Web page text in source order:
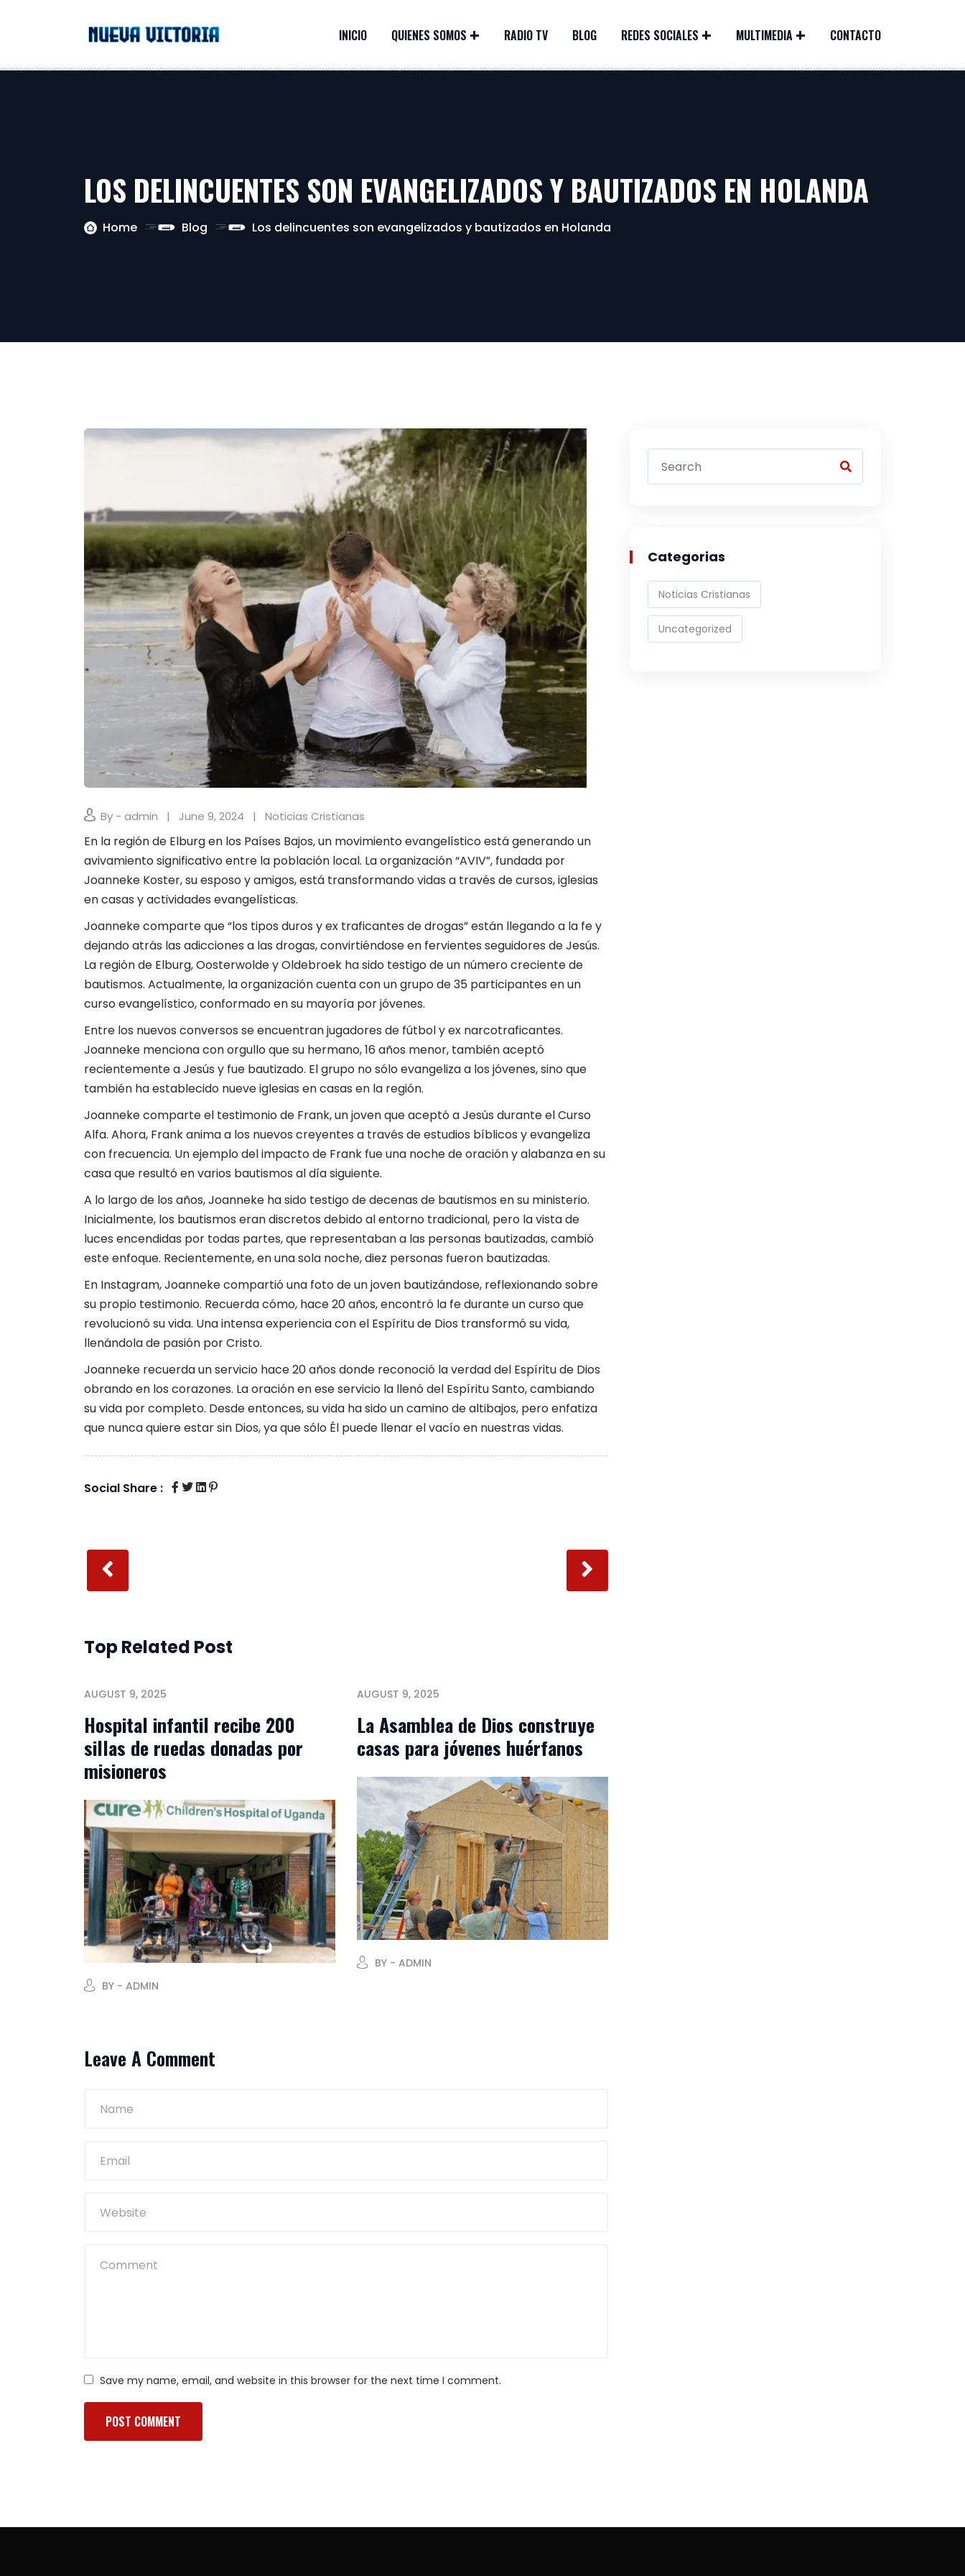
INICIO QUIENES SOMOS RADIO TV BLOG REDES SOCIALES MULTIMEDIA CONTACTO
LOS DELINCUENTES SON EVANGELIZADOS Y BAUTIZADOS EN HOLANDA
Home Blog Los delincuentes son evangelizados y bautizados en Holanda
By - admin June 9, 2024 Noticias Cristianas
En la región de Elburg en los Países Bajos, un movimiento evangelístico está generando un
avivamiento significativo entre la población local. La organización “AVIV”, fundada por
Joanneke Koster, su esposo y amigos, está transformando vidas a través de cursos, iglesias
en casas y actividades evangelísticas.
Joanneke comparte que “los tipos duros y ex traficantes de drogas” están llegando a la fe y
dejando atrás las adicciones a las drogas, convirtiéndose en fervientes seguidores de Jesús.
La región de Elburg, Oosterwolde y Oldebroek ha sido testigo de un número creciente de
bautismos. Actualmente, la organización cuenta con un grupo de 35 participantes en un
curso evangelístico, conformado en su mayoría por jóvenes.
Entre los nuevos conversos se encuentran jugadores de fútbol y ex narcotraficantes.
Joanneke menciona con orgullo que su hermano, 16 años menor, también aceptó
recientemente a Jesús y fue bautizado. El grupo no sólo evangeliza a los jóvenes, sino que
también ha establecido nueve iglesias en casas en la región.
Joanneke comparte el testimonio de Frank, un joven que aceptó a Jesús durante el Curso
Alfa. Ahora, Frank anima a los nuevos creyentes a través de estudios bíblicos y evangeliza
con frecuencia. Un ejemplo del impacto de Frank fue una noche de oración y alabanza en su
casa que resultó en varios bautismos al día siguiente.
A lo largo de los años, Joanneke ha sido testigo de decenas de bautismos en su ministerio.
Inicialmente, los bautismos eran discretos debido al entorno tradicional, pero la vista de
luces encendidas por todas partes, que representaban a las personas bautizadas, cambió
este enfoque. Recientemente, en una sola noche, diez personas fueron bautizadas.
En Instagram, Joanneke compartió una foto de un joven bautizándose, reflexionando sobre
su propio testimonio. Recuerda cómo, hace 20 años, encontró la fe durante un curso que
revolucionó su vida. Una intensa experiencia con el Espíritu de Dios transformó su vida,
llenándola de pasión por Cristo.
Joanneke recuerda un servicio hace 20 años donde reconoció la verdad del Espíritu de Dios
obrando en los corazones. La oración en ese servicio la llenó del Espíritu Santo, cambiando
su vida por completo. Desde entonces, su vida ha sido un camino de altibajos, pero enfatiza
que nunca quiere estar sin Dios, ya que sólo Él puede llenar el vacío en nuestras vidas.
Social Share :
Top Related Post
AUGUST 9, 2025
Hospital infantil recibe 200
sillas de ruedas donadas por
misioneros
BY - ADMIN
AUGUST 9, 2025
La Asamblea de Dios construye
casas para jóvenes huérfanos
BY - ADMIN
Leave A Comment
Save my name, email, and website in this browser for the next time I comment.
Categorias
Noticias Cristianas
Uncategorized